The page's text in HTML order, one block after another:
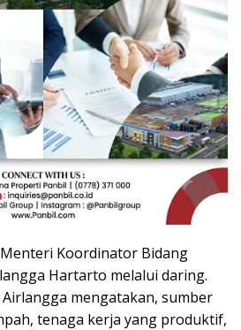
Koordinator Bidang
Hartarto melalui daring.
mengatakan, sumber
tenaga kerja yang produktif,